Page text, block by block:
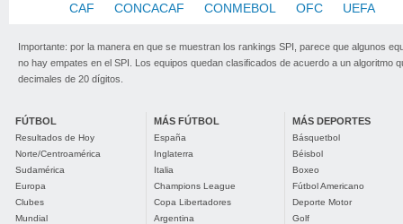
CAF CONCACAF CONMEBOL OFC UEFA
Importante: por la manera en que se muestran los rankings SPI, parece que algunos
no hay empates en el SPI. Los equipos quedan clasificados de acuerdo a un algoritmo
decimales de 20 dígitos.
FÚTBOL
Resultados de Hoy
Norte/Centroamérica
Sudamérica
Europa
Clubes
Mundial
MÁS FÚTBOL
España
Inglaterra
Italia
Champions League
Copa Libertadores
Argentina
MÁS DEPORTES
Básquetbol
Béisbol
Boxeo
Fútbol Americano
Deporte Motor
Golf